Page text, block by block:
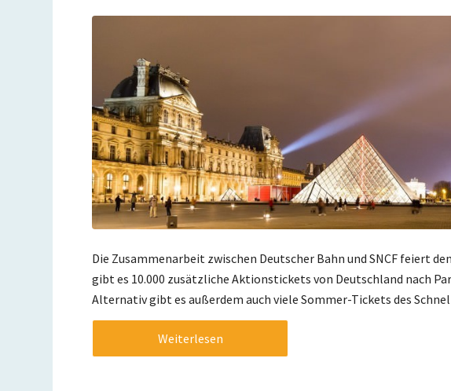
Die Zusammenarbeit zwischen Deutscher Bahn und SNCF feiert
gibt es 10.000 zusätzliche Aktionstickets von Deutschland nach
Alternativ gibt es außerdem auch viele Sommer-Tickets des
Weiterlesen